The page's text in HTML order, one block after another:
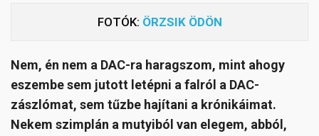
FOTÓK: ÖRZSIK ÖDÖN
Nem, én nem a DAC-ra haragszom, mint ahogy
eszembe sem jutott letépni a falról a DAC-
zászlómat, sem tűzbe hajítani a krónikáimat.
Nekem szimplán a mutyiból van elegem, abból,